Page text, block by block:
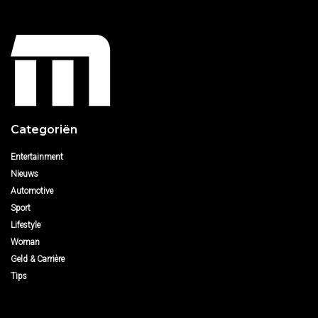
Categoriën
Entertainment
Nieuws
Automotive
Sport
Lifestyle
Woman
Geld & Carrière
Tips